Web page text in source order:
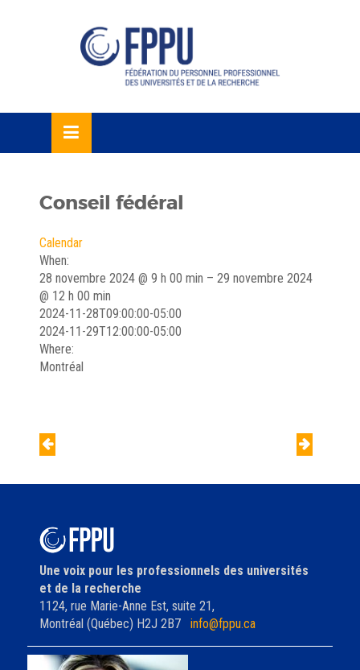
Conseil fédéral
Calendar
When:
28 novembre 2024 @ 9 h 00 min – 29 novembre 2024
@ 12 h 00 min
2024-11-28T09:00:00-05:00
2024-11-29T12:00:00-05:00
Where:
Montréal
de
Une voix pour les professionnels des universités
et de la recherche
1124, rue Marie-Anne Est, suite 21,
Montréal (Québec) H2J 2B7 info@fppu.ca